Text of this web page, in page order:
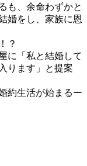
も、余命わずかと
婚をし、家族に恩
？
に「私と結婚して
ります」と提案
約生活が始まるー